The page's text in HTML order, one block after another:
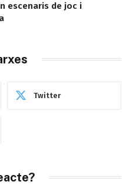
escenaris de joc i
Twitter